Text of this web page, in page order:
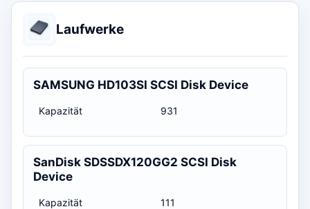
Laufwerke
SAMSUNG HD103SI SCSI Disk Device
Kapazität 931
SanDisk SDSSDX120GG2 SCSI Disk
Device
Kapazität 111